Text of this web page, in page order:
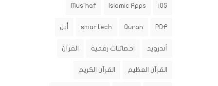
iOS
Islamic Apps
Mus'haf
PDF
Quran
smartech أبل
أندرويد احصائيات رقمية القرآن
القرآن العظيم القرآن الكريم